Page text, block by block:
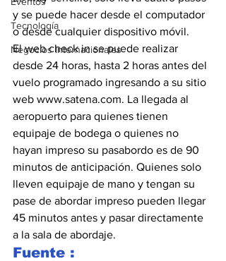
Tecnología
Negocios Internacionales
y se puede hacer desde el computador
o desde cualquier dispositivo móvil.
El web check in se puede realizar
desde 24 horas, hasta 2 horas antes del
vuelo programado ingresando a su sitio
web www.satena.com. La llegada al
aeropuerto para quienes tienen
equipaje de bodega o quienes no
hayan impreso su pasabordo es de 90
minutos de anticipación. Quienes solo
lleven equipaje de mano y tengan su
pase de abordar impreso pueden llegar
45 minutos antes y pasar directamente
a la sala de abordaje.
Fuente :